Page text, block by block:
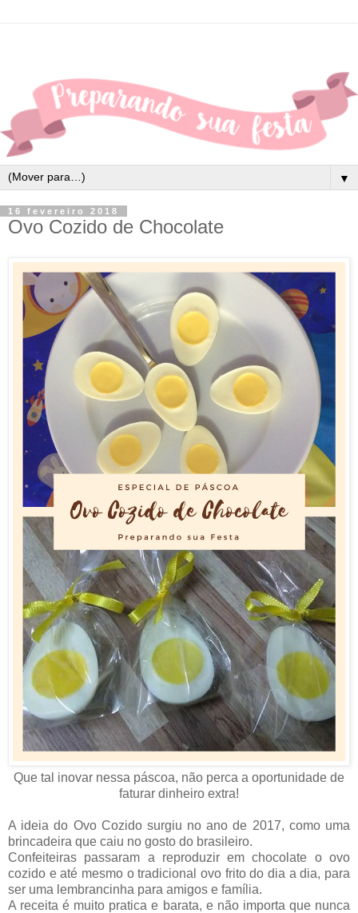
▼
16 fevereiro 2018
Ovo Cozido de Chocolate
Que tal inovar nessa páscoa, não perca a oportunidade de
faturar dinheiro extra!
A ideia do Ovo Cozido surgiu no ano de 2017, como uma
brincadeira que caiu no gosto do brasileiro.
Confeiteiras passaram a reproduzir em chocolate o ovo
cozido e até mesmo o tradicional ovo frito do dia a dia, para
ser uma lembrancinha para amigos e família.
A receita é muito pratica e barata, e não importa que nunca